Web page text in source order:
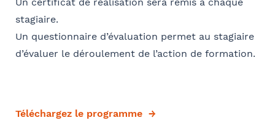
stagiaire.
Un questionnaire d’évaluation permet au stagiaire
d’évaluer le déroulement de l’action de formation.
Téléchargez le programme